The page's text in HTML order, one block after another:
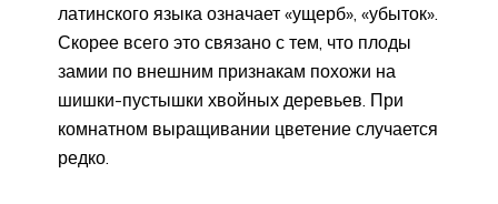
латинского языка означает «ущерб», «убыток».
Скорее всего это связано с тем, что плоды
замии по внешним признакам похожи на
шишки-пустышки хвойных деревьев. При
комнатном выращивании цветение случается
редко.